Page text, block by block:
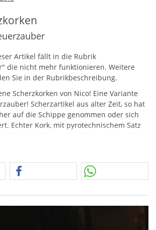
Artikel fällt in die Rubrik
die nicht mehr funktionieren. Weitere
Sie in der Rubrikbeschreibung.
Scherzkorken von Nico! Eine Variante
Scherzartikel aus alter Zeit, so hat
auf die Schippe genommen oder sich
Echter Kork, mit pyrotechnischem Satz
stecken und durch das Silberpapier
erfolgt über den Einzelkorken, die
auf Anfrage und entsprechender